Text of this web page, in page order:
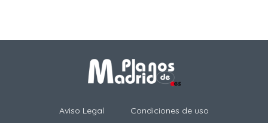
Aviso Legal
Condiciones de uso